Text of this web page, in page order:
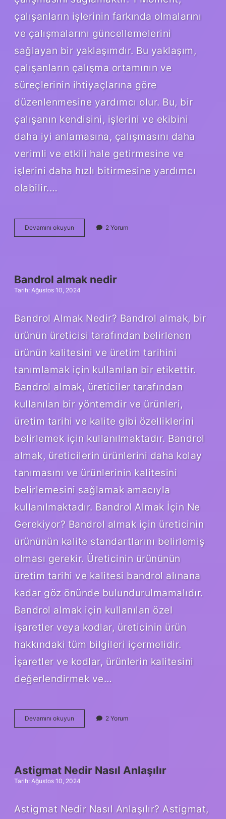
çalışanların işlerinin farkında olmalarını
ve çalışmalarını güncellemelerini
sağlayan bir yaklaşımdır. Bu yaklaşım,
çalışanların çalışma ortamının ve
süreçlerinin ihtiyaçlarına göre
düzenlenmesine yardımcı olur. Bu, bir
çalışanın kendisini, işlerini ve ekibini
daha iyi anlamasına, çalışmasını daha
verimli ve etkili hale getirmesine ve
işlerini daha hızlı bitirmesine yardımcı
olabilir.…
Devamını okuyun
moment
2 Yorum
Bandrol almak nedir
Tarih: Ağustos 10, 2024
Bandrol Almak Nedir? Bandrol almak, bir
ürünün üreticisi tarafından belirlenen
ürünün kalitesini ve üretim tarihini
tanımlamak için kullanılan bir etikettir.
Bandrol almak, üreticiler tarafından
kullanılan bir yöntemdir ve ürünleri,
üretim tarihi ve kalite gibi özelliklerini
belirlemek için kullanılmaktadır. Bandrol
almak, üreticilerin ürünlerini daha kolay
tanımasını ve ürünlerinin kalitesini
belirlemesini sağlamak amacıyla
kullanılmaktadır. Bandrol Almak İçin Ne
Gerekiyor? Bandrol almak için üreticinin
ürününün kalite standartlarını belirlemiş
olması gerekir. Üreticinin ürününün
üretim tarihi ve kalitesi bandrol alınana
kadar göz önünde bulundurulmamalıdır.
Bandrol almak için kullanılan özel
işaretler veya kodlar, üreticinin ürün
hakkındaki tüm bilgileri içermelidir.
İşaretler ve kodlar, ürünlerin kalitesini
değerlendirmek ve…
Devamını okuyun
almak
2 Yorum
Astigmat Nedir Nasıl Anlaşılır
Tarih: Ağustos 10, 2024
Astigmat Nedir Nasıl Anlaşılır? Astigmat,